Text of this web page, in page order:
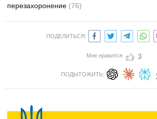
перезахоронение (76)
ПОДЕЛИТЬСЯ:
Мне нравится 3
ПОДЫТОЖИТЬ: